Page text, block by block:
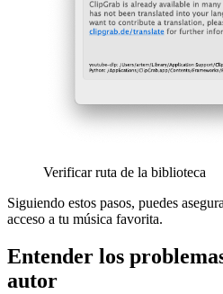
Verificar ruta de la biblioteca
Siguiendo estos pasos, puedes
acceso a tu música favorita.
Entender los
autor